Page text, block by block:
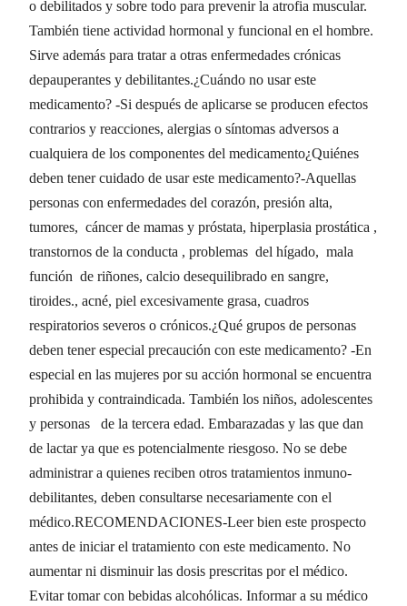
o debilitados y sobre todo para prevenir la atrofia muscular.
También tiene actividad hormonal y funcional en el hombre.
Sirve además para tratar a otras enfermedades crónicas
depauperantes y debilitantes.¿Cuándo no usar este
medicamento? -Si después de aplicarse se producen efectos
contrarios y reacciones, alergias o síntomas adversos a
cualquiera de los componentes del medicamento¿Quiénes
deben tener cuidado de usar este medicamento?-Aquellas
personas con enfermedades del corazón, presión alta,
tumores, cáncer de mamas y próstata, hiperplasia prostática ,
transtornos de la conducta , problemas del hígado, mala
función de riñones, calcio desequilibrado en sangre,
tiroides., acné, piel excesivamente grasa, cuadros
respiratorios severos o crónicos.¿Qué grupos de personas
deben tener especial precaución con este medicamento? -En
especial en las mujeres por su acción hormonal se encuentra
prohibida y contraindicada. También los niños, adolescentes
y personas de la tercera edad. Embarazadas y las que dan
de lactar ya que es potencialmente riesgoso. No se debe
administrar a quienes reciben otros tratamientos inmuno-
debilitantes, deben consultarse necesariamente con el
médico.RECOMENDACIONES-Leer bien este prospecto
antes de iniciar el tratamiento con este medicamento. No
aumentar ni disminuir las dosis prescritas por el médico.
Evitar tomar con bebidas alcohólicas. Informar a su médico